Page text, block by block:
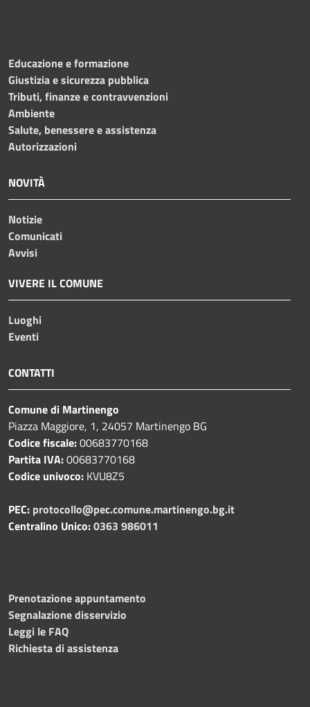
Educazione e formazione
Giustizia e sicurezza pubblica
Tributi, finanze e contravvenzioni
Ambiente
Salute, benessere e assistenza
Autorizzazioni
NOVITÀ
Notizie
Comunicati
Avvisi
VIVERE IL COMUNE
Luoghi
Eventi
CONTATTI
Comune di Martinengo
Piazza Maggiore, 1, 24057 Martinengo BG
Codice fiscale:00683770168
Partita IVA:00683770168
Codice univoco: KVU8Z5
PEC: protocollo@pec.comune.martinengo.bg.it
Centralino Unico:0363 986011
Prenotazione appuntamento
Segnalazione disservizio
Leggi le FAQ
Richiesta di assistenza